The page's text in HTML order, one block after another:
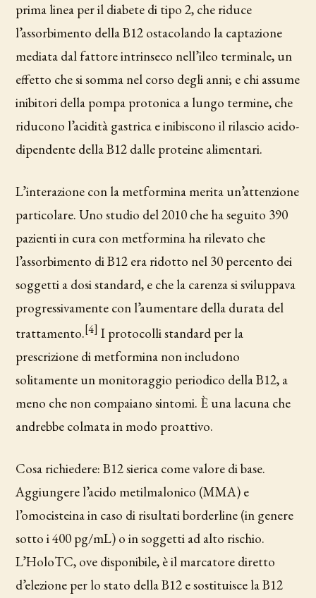
prima linea per il diabete di tipo 2, che riduce
l’assorbimento della B12 ostacolando la captazione
mediata dal fattore intrinseco nell’ileo terminale, un
effetto che si somma nel corso degli anni; e chi assume
inibitori della pompa protonica a lungo termine, che
riducono l’acidità gastrica e inibiscono il rilascio acido-
dipendente della B12 dalle proteine alimentari.
L’interazione con la metformina merita un’attenzione
particolare. Uno studio del 2010 che ha seguito 390
pazienti in cura con metformina ha rilevato che
l’assorbimento di B12 era ridotto nel 30 percento dei
soggetti a dosi standard, e che la carenza si sviluppava
progressivamente con l’aumentare della durata del
trattamento.[4] I protocolli standard per la
prescrizione di metformina non includono
solitamente un monitoraggio periodico della B12, a
meno che non compaiano sintomi. È una lacuna che
andrebbe colmata in modo proattivo.
Cosa richiedere: B12 sierica come valore di base.
Aggiungere l’acido metilmalonico (MMA) e
l’omocisteina in caso di risultati borderline (in genere
sotto i 400 pg/mL) o in soggetti ad alto rischio.
L’HoloTC, ove disponibile, è il marcatore diretto
d’elezione per lo stato della B12 e sostituisce la B12